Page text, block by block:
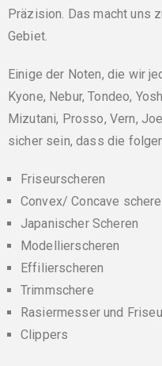
Präzision. Das macht uns
Gebiet.
Einige der Noten, die wir
Kyone, Nebur, Tondeo,
Mizutani, Prosso, Vern,
sicher sein, dass die
Friseurscheren
Convex/ Concave
Japanischer Scheren
Modellierscheren
Effilierscheren
Trimmschere
Rasiermesser und
Clippers